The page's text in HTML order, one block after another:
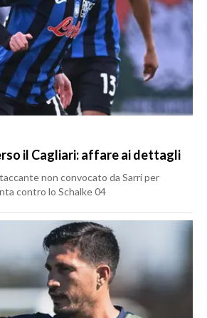
il Cagliari: affare ai dettagli
non convocato da Sarri per
contro lo Schalke 04